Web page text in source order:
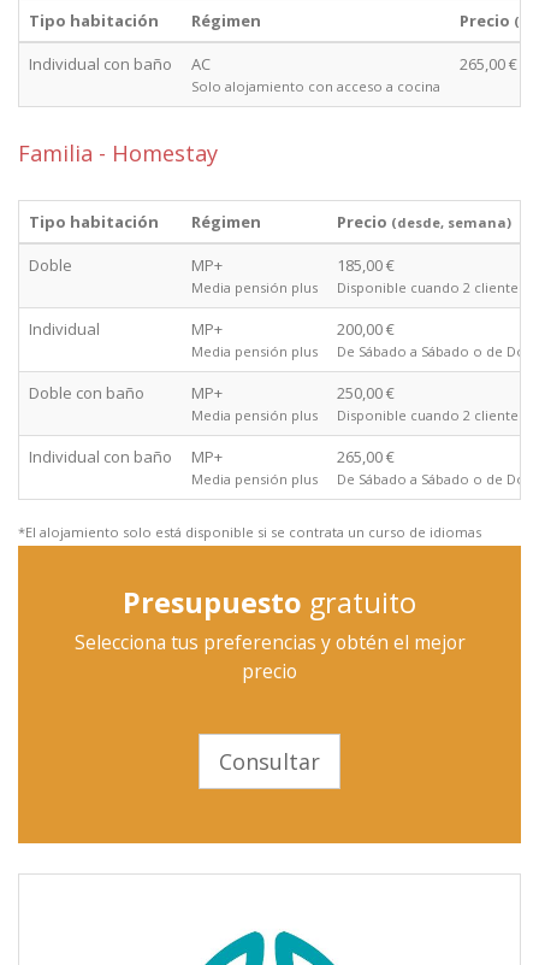
Tipo habitación Régimen Precio
Individual con baño AC
Solo alojamiento con acceso a cocina
265,00 €
Familia - Homestay
Tipo habitación Régimen Precio (desde, semana)
Doble MP+
Media pensión plus
185,00 €
Disponible cuando 2 clientes
Individual MP+
Media pensión plus
200,00 €
De Sábado a Sábado o de
Doble con baño MP+
Media pensión plus
250,00 €
Disponible cuando 2 clientes
Individual con baño MP+
Media pensión plus
265,00 €
De Sábado a Sábado o de
*El alojamiento solo está disponible si se contrata un curso de idiomas
Presupuesto gratuito
Selecciona tus preferencias y obtén el mejor
precio
Consultar